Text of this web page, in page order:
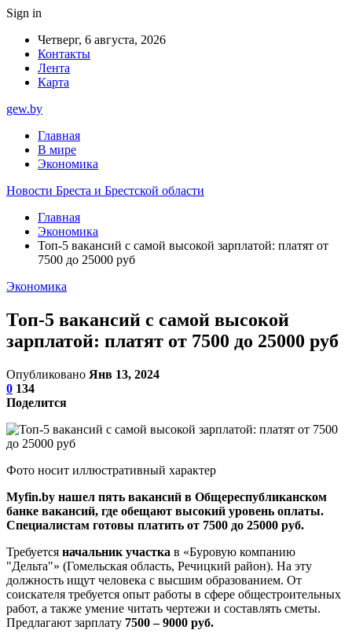
Sign in
Четверг, 6 августа, 2026
Контакты
Лента
Карта
gew.by
Главная
В мире
Экономика
Новости Бреста и Брестской области
Главная
Экономика
Топ-5 вакансий с самой высокой зарплатой: платят от
7500 до 25000 руб
Экономика
Топ-5 вакансий с самой высокой
зарплатой: платят от 7500 до 25000 руб
Опубликовано Янв 13, 2024
0 134
Поделится
Фото носит иллюстративный характер
Myfin.by нашел пять вакансий в Общереспубликанском
банке вакансий, где обещают высокий уровень оплаты.
Специалистам готовы платить от 7500 до 25000 руб.
Требуется начальник участка в «Буровую компанию
"Дельта"» (Гомельская область, Речицкий район). На эту
должность ищут человека с высшим образованием. От
соискателя требуется опыт работы в сфере общестроительных
работ, а также умение читать чертежи и составлять сметы.
Предлагают зарплату 7500 – 9000 руб.